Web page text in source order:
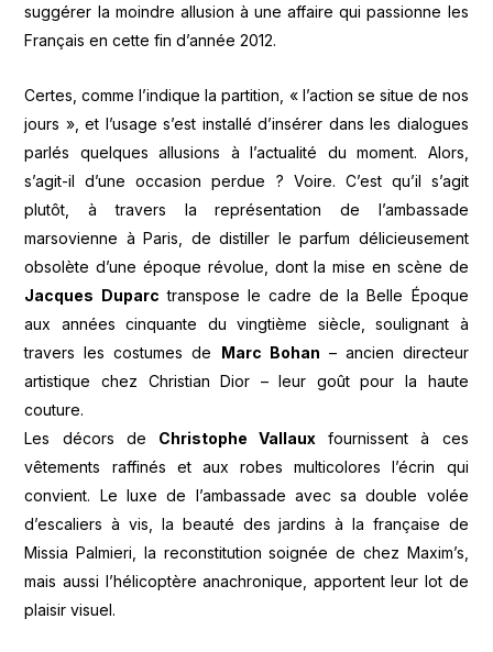
suggérer la moindre allusion à une affaire qui passionne les
Français en cette fin d’année 2012.
Certes, comme l’indique la partition, « l’action se situe de nos
jours », et l’usage s’est installé d’insérer dans les dialogues
parlés quelques allusions à l’actualité du moment. Alors,
s’agit-il d’une occasion perdue ? Voire. C’est qu’il s’agit
plutôt, à travers la représentation de l’ambassade
marsovienne à Paris, de distiller le parfum délicieusement
obsolète d’une époque révolue, dont la mise en scène de
Jacques Duparc transpose le cadre de la Belle Époque
aux années cinquante du vingtième siècle, soulignant à
travers les costumes de
Marc Bohan – ancien directeur
artistique chez Christian Dior – leur goût pour la haute
couture.
Les décors de Christophe Vallaux fournissent à ces
vêtements raffinés et aux robes multicolores l’écrin qui
convient. Le luxe de l’ambassade avec sa double volée
d’escaliers à vis, la beauté des jardins à la française de
Missia Palmieri, la reconstitution soignée de chez Maxim’s,
mais aussi l’hélicoptère anachronique, apportent leur lot de
plaisir visuel.